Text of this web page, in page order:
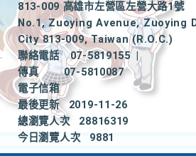
813-009 高雄市左營區左營大路1號
No.1, Zuoying Avenue, Zuoying
City 813-009, Taiwan (R.O.C.)
聯絡電話
07-5819155
|
傳真
07-5810087
電子信箱
最後更新
2019-11-26
總瀏覽人次
28816319
今日瀏覽人次
9881